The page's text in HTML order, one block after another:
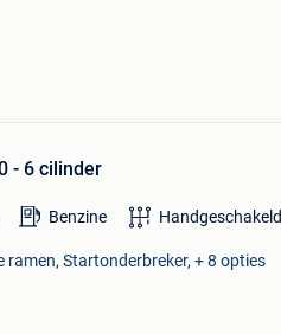
- 6 cilinder
Benzine Handgeschakeld
ramen, Startonderbreker, + 8 opties